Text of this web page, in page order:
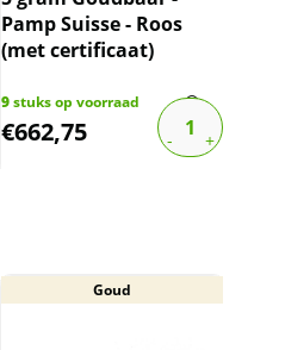
Pamp Suisse - Roos
(met certificaat)
9stuks op voorraad
€662,75
Goud